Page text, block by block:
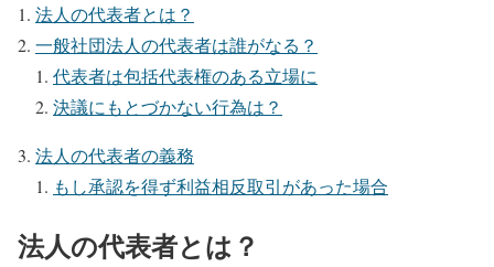
法人の代表者とは？
一般社団法人の代表者は誰がなる？
代表者は包括代表権のある立場に
決議にもとづかない行為は？
法人の代表者の義務
もし承認を得ず利益相反取引があった場合
法人の代表者とは？